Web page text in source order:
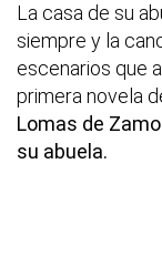
La casa de su
siempre y la
escenarios que
primera novela
Lomas de
su abuela.